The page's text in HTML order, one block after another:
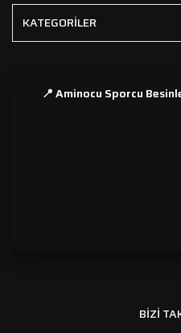
KATEGORİLER
📍 Aminocu Sporcu
BİZİ